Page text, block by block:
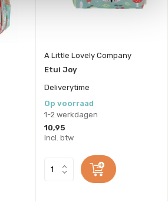
A Little Lovely Company
Etui Joy
Deliverytime
Op voorraad
1-2 werkdagen
10,95
Incl. btw